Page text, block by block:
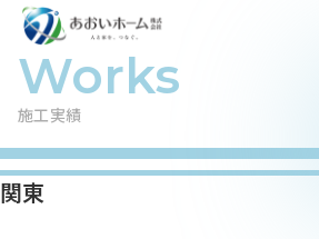
施工実績
関東